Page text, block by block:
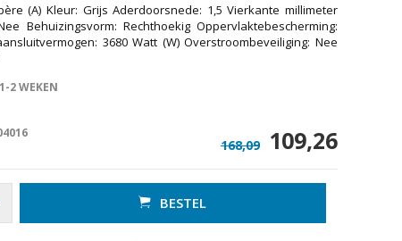
(A) Kleur: Grijs Aderdoorsnede: 1,5 Vierkante millimeter
Behuizingsvorm: Rechthoekig Oppervlaktebescherming:
3680 Watt (W) Overstroombeveiliging: Nee
1-2 WEKEN
168,09 109,26
BESTEL